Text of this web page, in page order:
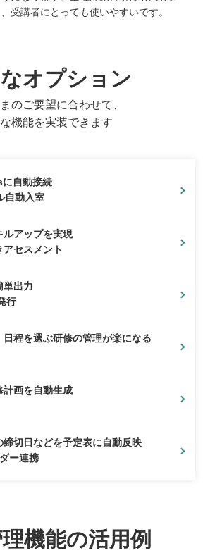
受講者にとっても使いやすいです。
オプション
のご要望に合わせて、
機能を実装できます
自動接続
自動入室
ルアップを実現
アセスメント
単出力
行
日程を選ぶ研修の管理が楽になる
計画を自動生成
締切日などを予定表に自動反映
ー連携
機能の活用例